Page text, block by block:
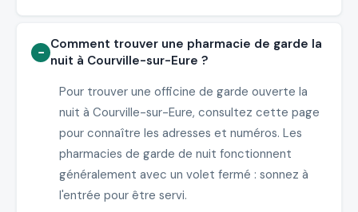
Comment trouver une pharmacie de garde la
nuit à Courville-sur-Eure ?
Pour trouver une officine de garde ouverte la
nuit à Courville-sur-Eure, consultez cette page
pour connaître les adresses et numéros. Les
pharmacies de garde de nuit fonctionnent
généralement avec un volet fermé : sonnez à
l'entrée pour être servi.